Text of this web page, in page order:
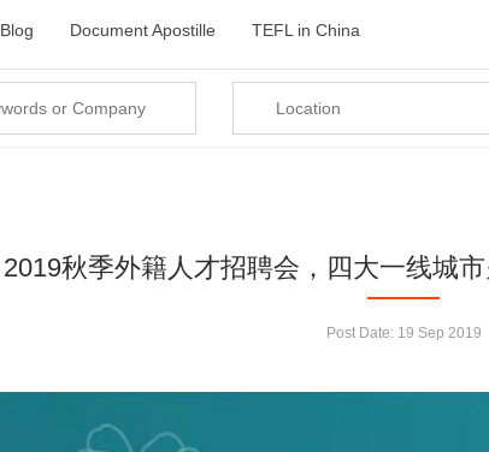
Blog Document Apostille TEFL in China
2019秋季外籍人才招聘会，四大一线城
Post Date: 19 Sep 2019